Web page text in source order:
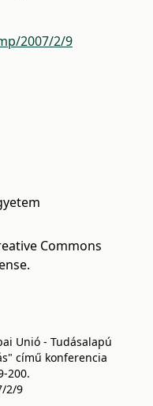
2007/2/9
Commons
.
Unió - Tudásalapú
című konferencia
200.
2/9